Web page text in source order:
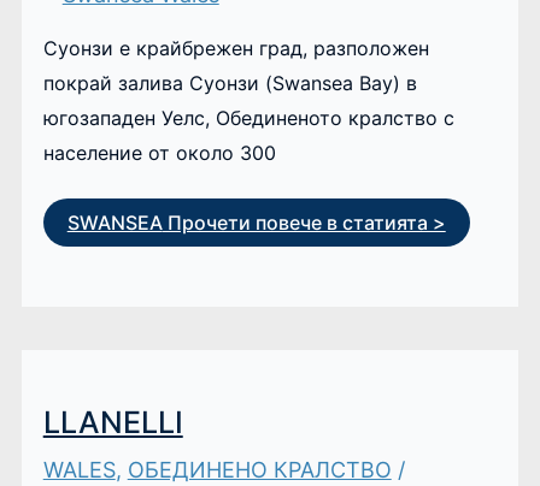
Суонзи е крайбрежен град, разположен
покрай залива Суонзи (Swansea Bay) в
югозападен Уелс, Обединеното кралство с
население от около 300
SWANSEAПрочети повече в статията >
LLANELLI
WALES, ОБЕДИНЕНО КРАЛСТВО /